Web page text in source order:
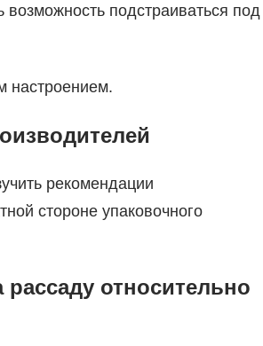
подстраиваться под
настроением.
рекомендации
стороне упаковочного
относительно